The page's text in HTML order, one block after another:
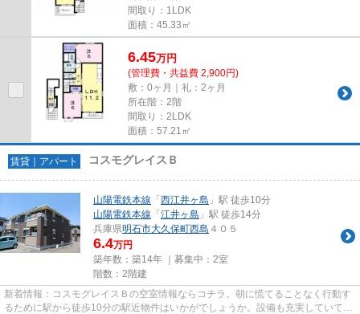
間取り：1LDK
面積：45.33㎡
6.45万円
(管理費・共益費 2,900円)
敷：0ヶ月｜礼：2ヶ月
所在階：2階
間取り：2LDK
面積：57.21㎡
賃貸｜アパート コスモグレイスＢ
山陽電鉄本線 「 西江井ヶ島 」駅 徒歩10分
山陽電鉄本線 「 江井ヶ島 」駅 徒歩14分
兵庫県明石市大久保町西島 ４０５
6.4万円
築年数：築14年 ｜募集中： 2室
階数：2階建
新着情報：コスモグレイスＢの空室情報ならコチラ。朝に慌てることなく行動す
るために駅から徒歩10分の駅近物件はいかがでしょうか。設備も充実していて住